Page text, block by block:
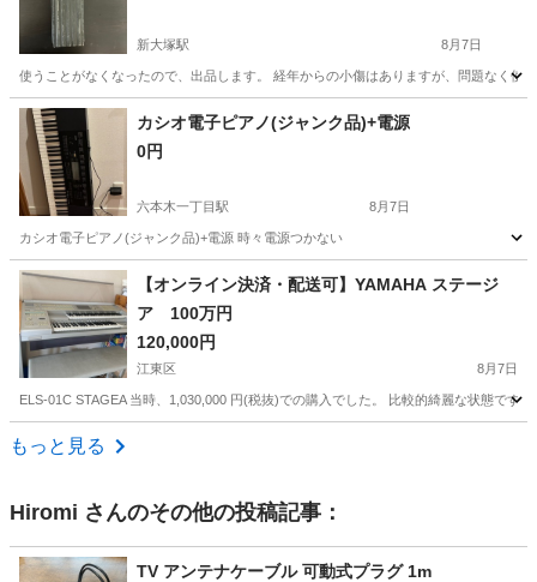
新大塚駅 8月7日
使うことがなくなったので、出品します。 経年からの小傷はありますが、問題なく
東京 文京区 新大塚駅 エフェクター、PA機器
カシオ電子ピアノ(ジャンク品)+電源
0円
六本木一丁目駅 8月7日
カシオ電子ピアノ(ジャンク品)+電源 時々電源つかない
東京 港区 六本木一丁目駅 電子楽器 カシオ
【オンライン決済・配送可】YAMAHA ステージ
ア 100万円
120,000円
江東区 8月7日
ELS-01C STAGEA 当時、1,030,000 円(税抜)での購入でした。 比較的綺麗な状態で
東京 江東区
もっと見る
Hiromi さんのその他の投稿記事：
TV アンテナケーブル 可動式プラグ 1m